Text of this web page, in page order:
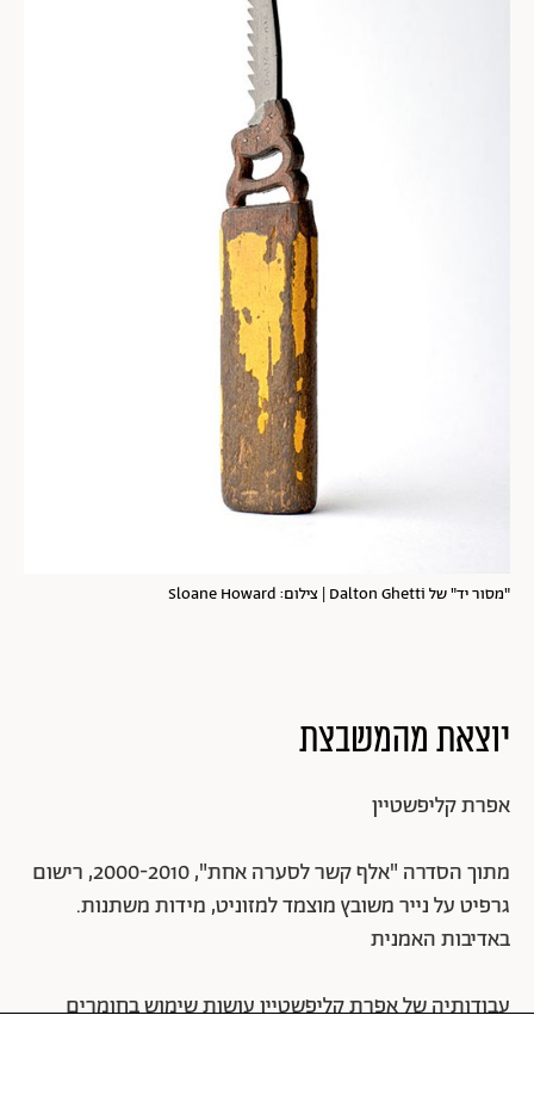
"מסור יד" של Dalton Ghetti | צילום: Sloane Howard
יוצאת מהמשבצת
אפרת קליפשטיין
מתוך הסדרה "אלף קשר לסערה אחת", 2000-2010, רישום
גרפיט על נייר משובץ מוצמד למזוניט, מידות משתנות.
באדיבות האמנית
עבודותיה של אפרת קליפשטיין עושות שימוש בחומרים